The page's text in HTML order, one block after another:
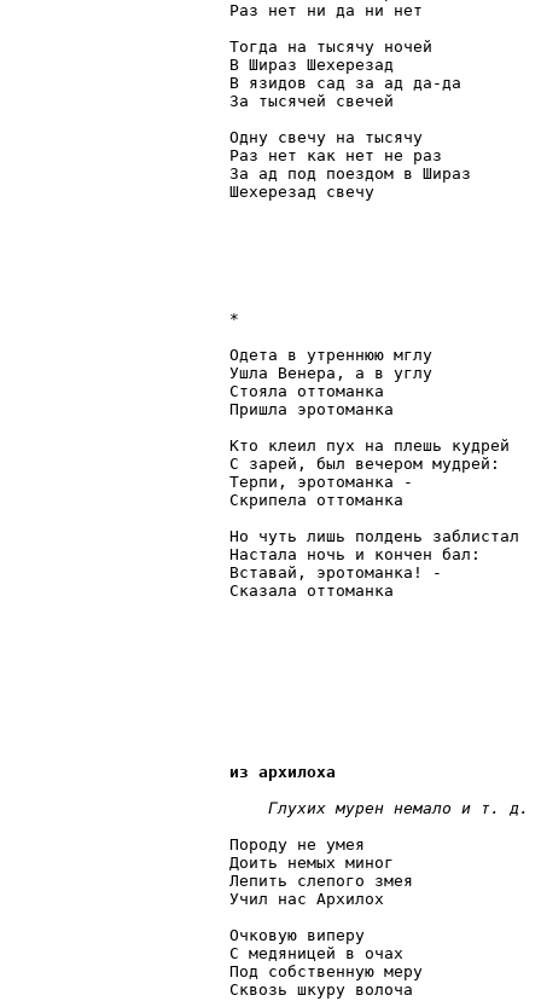
Раз нет ни да ни нет
Тогда на тысячу ночей
В Шираз Шехерезад
В язидов сад за ад да-да
За тысячей свечей
Одну свечу на тысячу
Раз нет как нет не раз
За ад под поездом в Шираз
Шехерезад свечу
*
Одета в утреннюю мглу
Ушла Венера, а в углу
Стояла оттоманка
Пришла эротоманка
Кто клеил пух на плешь кудрей
С зарей, был вечером мудрей:
Терпи, эротоманка -
Скрипела оттоманка
Но чуть лишь полдень заблистал
Настала ночь и кончен бал:
Вставай, эротоманка! -
Сказала оттоманка
из архилоха
    Глухих мурен немало и т. д.
Породу не умея
Доить немых миног
Лепить слепого змея
Учил нас Архилох
Очковую виперу
С медяницей в очах
Под собственную меру
Сквозь шкуру волоча